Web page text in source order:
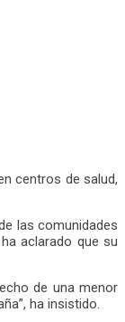
centros de salud,
las comunidades
aclarado que su
de una menor
ha insistido.